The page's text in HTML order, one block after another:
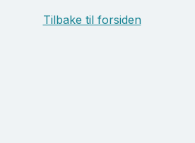
Tilbake til forsiden